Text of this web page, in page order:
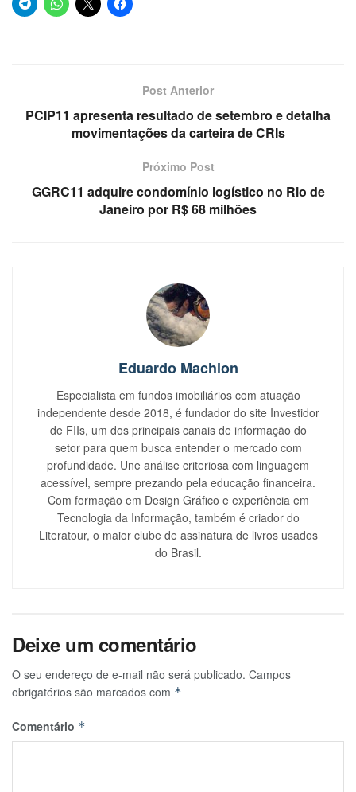
Post Anterior
PCIP11 apresenta resultado de setembro e detalha
movimentações da carteira de CRIs
Próximo Post
GGRC11 adquire condomínio logístico no Rio de
Janeiro por R$ 68 milhões
Eduardo Machion
Especialista em fundos imobiliários com atuação
independente desde 2018, é fundador do site Investidor
de FIIs, um dos principais canais de informação do
setor para quem busca entender o mercado com
profundidade. Une análise criteriosa com linguagem
acessível, sempre prezando pela educação financeira.
Com formação em Design Gráfico e experiência em
Tecnologia da Informação, também é criador do
Literatour, o maior clube de assinatura de livros usados
do Brasil.
Deixe um comentário
O seu endereço de e-mail não será publicado. Campos
obrigatórios são marcados com *
Comentário *